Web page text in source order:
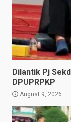
Dilantik Pj
DPUPRPKP
August 9, 2026